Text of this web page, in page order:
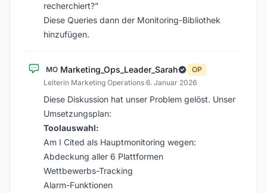
recherchiert?”
Diese Queries dann der Monitoring-Bibliothek
hinzufügen.
MO Marketing_Ops_Leader_Sarah
OP
Leiterin Marketing Operations·6. Januar 2026
Diese Diskussion hat unser Problem gelöst. Unser
Umsetzungsplan:
Toolauswahl:
Am I Cited als Hauptmonitoring wegen:
Abdeckung aller 6 Plattformen
Wettbewerbs-Tracking
Alarm-Funktionen